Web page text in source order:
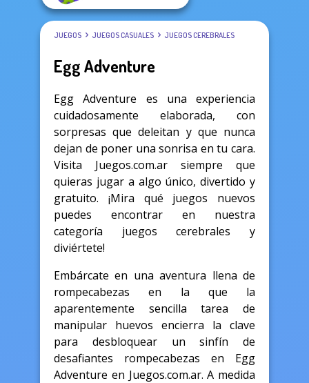
JUEGOS JUEGOS CASUALES JUEGOS CEREBRALES
Egg Adventure
Egg Adventure es una experiencia
cuidadosamente elaborada, con
sorpresas que deleitan y que nunca
dejan de poner una sonrisa en tu cara.
Visita Juegos.com.ar siempre que
quieras jugar a algo único, divertido y
gratuito. ¡Mira qué juegos nuevos
puedes encontrar en nuestra
categoría juegos cerebrales y
diviértete!
Embárcate en una aventura llena de
rompecabezas en la que la
aparentemente sencilla tarea de
manipular huevos encierra la clave
para desbloquear un sinfín de
desafiantes rompecabezas en Egg
Adventure en Juegos.com.ar. A medida